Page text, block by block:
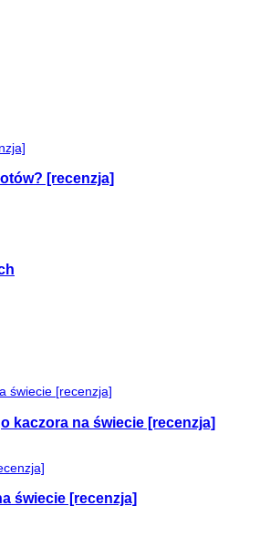
[recenzja]
kaczora na świecie [recenzja]
świecie [recenzja]